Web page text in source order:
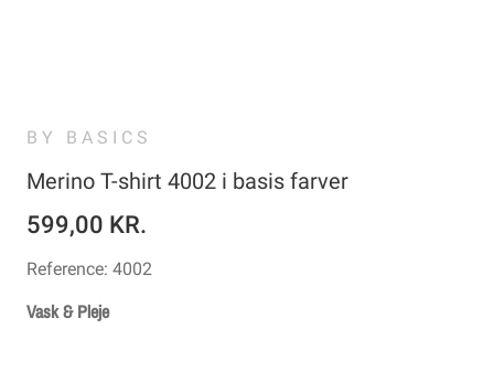
BY BASICS
Merino T-shirt 4002 i basis farver
599,00 KR.
Reference: 4002
Vask & Pleje